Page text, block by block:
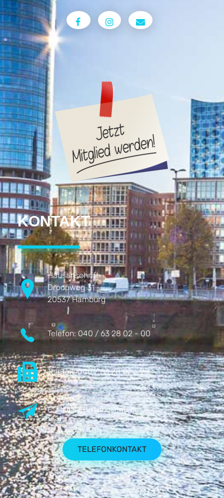
KONTAKT
Hausanschrift:
Droopweg 31
20537 Hamburg
Telefon: 040 / 63 28 02 - 00
Telefax:040 / 63 28 02 - 25
E-Mail:DHV@dhv-cgb.de
TELEFONKONTAKT